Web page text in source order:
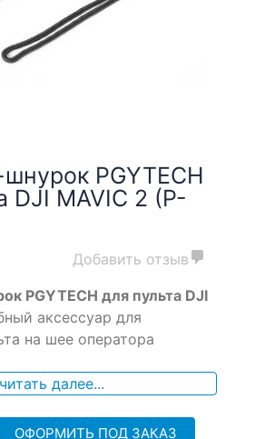
PGYTECH
DJI MAVIC 2 (P-
Добавить отзыв
PGYTECH для пульта DJI
аксессуар для
на шее оператора
читать далее...
ОФОРМИТЬ ПОД ЗАКАЗ